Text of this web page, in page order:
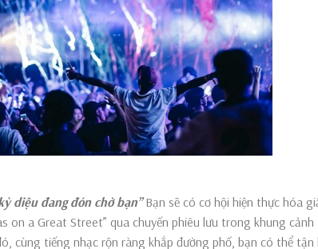
diệu đang đón chờ bạn’’Bạn sẽ có cơ hội hiện thực hóa
on a Great Street” qua chuyến phiêu lưu trong khung
cùng tiếng nhạc rộn ràng khắp đường phố, bạn có thể tận